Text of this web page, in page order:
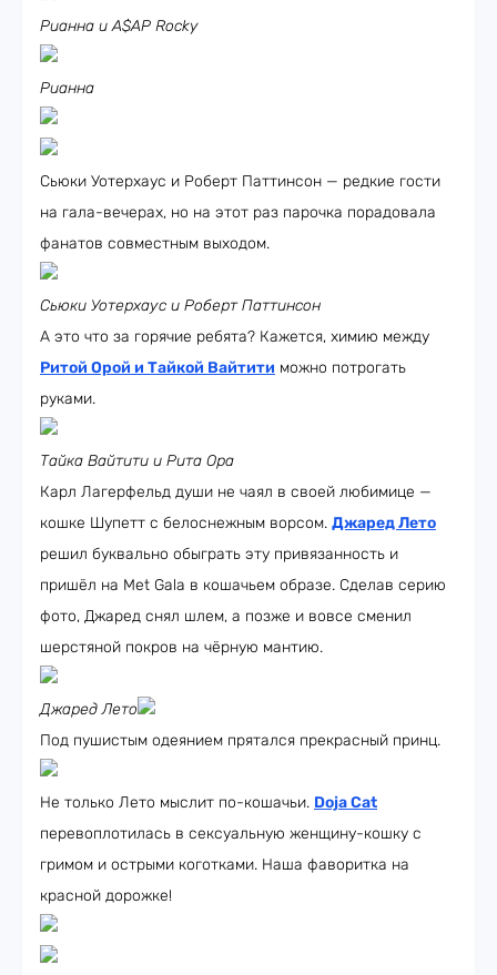
Рианна и A$AP Rocky
Рианна
Сьюки Уотерхаус и Роберт Паттинсон — редкие гости
на гала-вечерах, но на этот раз парочка порадовала
фанатов совместным выходом.
Сьюки Уотерхаус и Роберт Паттинсон
А это что за горячие ребята? Кажется, химию между
Ритой Орой и Тайкой Вайтити можно потрогать
руками.
Тайка Вайтити и Рита Ора
Карл Лагерфельд души не чаял в своей любимице —
кошке Шупетт с белоснежным ворсом. Джаред Лето
решил буквально обыграть эту привязанность и
пришёл на Met Gala в кошачьем образе. Сделав серию
фото, Джаред снял шлем, а позже и вовсе сменил
шерстяной покров на чёрную мантию.
Джаред Лето
Под пушистым одеянием прятался прекрасный принц.
Не только Лето мыслит по-кошачьи. Doja Cat
перевоплотилась в сексуальную женщину-кошку с
гримом и острыми коготками. Наша фаворитка на
красной дорожке!